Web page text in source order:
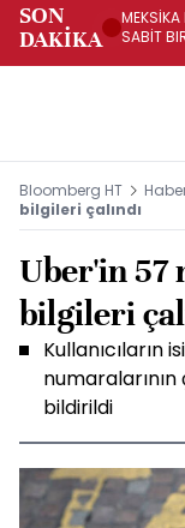
SON
DAKİKA
SABİT
Bloomberg HT
bilgileri çalındı
Uber'in 57
bilgileri
bildirildi